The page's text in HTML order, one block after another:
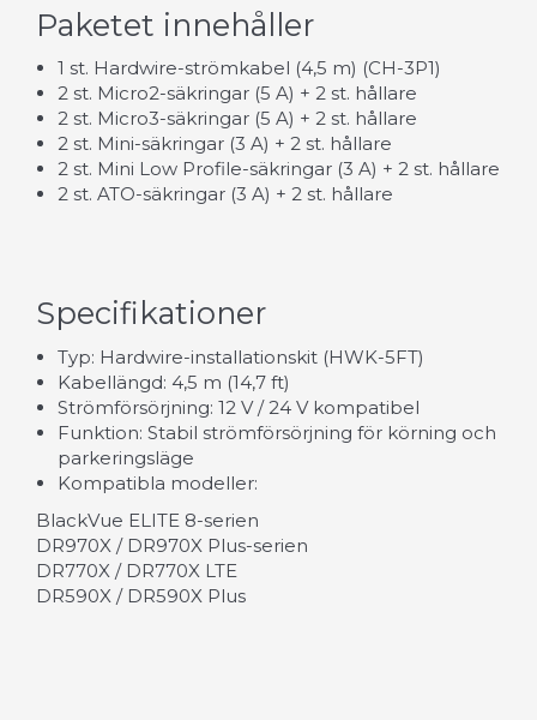
Paketet innehåller
1 st. Hardwire-strömkabel (4,5 m) (CH-3P1)
2 st. Micro2-säkringar (5 A) + 2 st. hållare
2 st. Micro3-säkringar (5 A) + 2 st. hållare
2 st. Mini-säkringar (3 A) + 2 st. hållare
2 st. Mini Low Profile-säkringar (3 A) + 2 st. hållare
2 st. ATO-säkringar (3 A) + 2 st. hållare
Specifikationer
Typ: Hardwire-installationskit (HWK-5FT)
Kabellängd: 4,5 m (14,7 ft)
Strömförsörjning: 12 V / 24 V kompatibel
Funktion: Stabil strömförsörjning för körning och
parkeringsläge
Kompatibla modeller:
BlackVue ELITE 8-serien
DR970X / DR970X Plus-serien
DR770X / DR770X LTE
DR590X / DR590X Plus